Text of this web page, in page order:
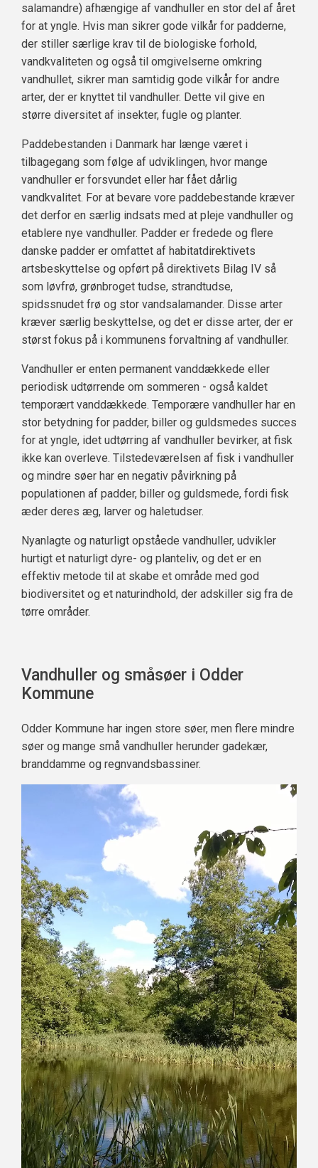
salamandre) afhængige af vandhuller en stor del af året
for at yngle. Hvis man sikrer gode vilkår for padderne,
der stiller særlige krav til de biologiske forhold,
vandkvaliteten og også til omgivelserne omkring
vandhullet, sikrer man samtidig gode vilkår for andre
arter, der er knyttet til vandhuller. Dette vil give en
større diversitet af insekter, fugle og planter.
Paddebestanden i Danmark har længe været i
tilbagegang som følge af udviklingen, hvor mange
vandhuller er forsvundet eller har fået dårlig
vandkvalitet. For at bevare vore paddebestande kræver
det derfor en særlig indsats med at pleje vandhuller og
etablere nye vandhuller. Padder er fredede og flere
danske padder er omfattet af habitatdirektivets
artsbeskyttelse og opført på direktivets Bilag IV så
som løvfrø, grønbroget tudse, strandtudse,
spidssnudet frø og stor vandsalamander. Disse arter
kræver særlig beskyttelse, og det er disse arter, der er
størst fokus på i kommunens forvaltning af vandhuller.
Vandhuller er enten permanent vanddækkede eller
periodisk udtørrende om sommeren - også kaldet
temporært vanddækkede. Temporære vandhuller har en
stor betydning for padder, biller og guldsmedes succes
for at yngle, idet udtørring af vandhuller bevirker, at fisk
ikke kan overleve. Tilstedeværelsen af fisk i vandhuller
og mindre søer har en negativ påvirkning på
populationen af padder, biller og guldsmede, fordi fisk
æder deres æg, larver og haletudser.
Nyanlagte og naturligt opståede vandhuller, udvikler
hurtigt et naturligt dyre- og planteliv, og det er en
effektiv metode til at skabe et område med god
biodiversitet og et naturindhold, der adskiller sig fra de
tørre områder.
Vandhuller og småsøer i Odder
Kommune
Odder Kommune har ingen store søer, men flere mindre
søer og mange små vandhuller herunder gadekær,
branddamme og regnvandsbassiner.